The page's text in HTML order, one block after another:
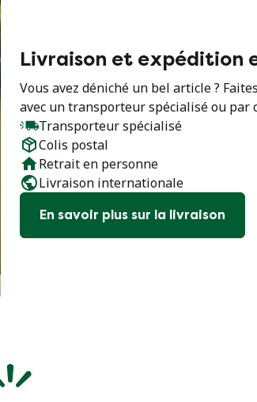
Livraison et expédition
Vous avez déniché un bel article ?
avec un transporteur spécialisé ou par
Transporteur spécialisé
Colis postal
Retrait en personne
Livraison internationale
En savoir plus sur la livraison